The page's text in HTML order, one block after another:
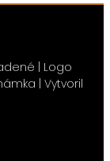
| Logo
| Vytvoril